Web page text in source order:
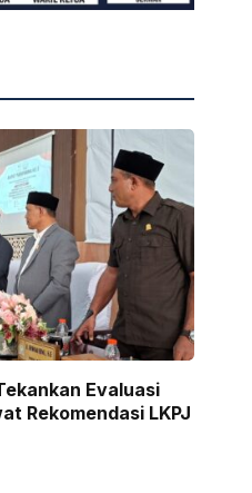
Evaluasi
Rekomendasi LKPJ